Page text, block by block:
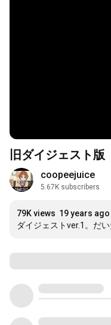
旧ダイジェスト版
coopeejuice
5.67K subscribers
79K views 19 years ago
ダイジェストver.1。だ